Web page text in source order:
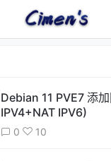
Debian 11 PVE7 添
IPV4+NAT IPV6)
0 10